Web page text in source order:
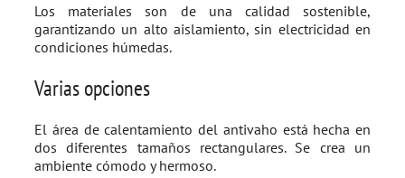
Los materiales son de una calidad sostenible,
garantizando un alto aislamiento, sin electricidad en
condiciones húmedas.
Varias opciones
El área de calentamiento del antivaho está hecha en
dos diferentes tamaños rectangulares. Se crea un
ambiente cómodo y hermoso.